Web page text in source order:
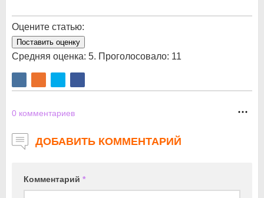
Оцените статью:
Поставить оценку
Средняя оценка: 5. Проголосовало: 11
0 комментариев
ДОБАВИТЬ КОММЕНТАРИЙ
Комментарий *